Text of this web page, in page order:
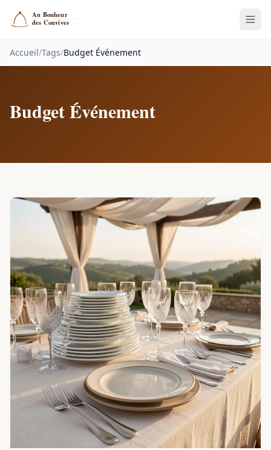
Accueil/Tags/Budget Événement
Budget Événement